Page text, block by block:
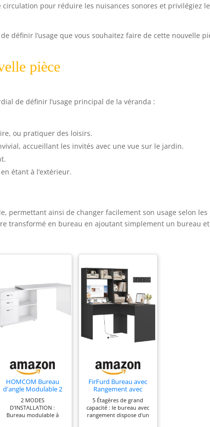
pour réduire les nuisances sonores et privilégiez
définir l’usage que vous souhaitez faire de cette nouvelle
pièce
de définir l’usage principal de la véranda :
ou pratiquer des loisirs.
accueillant les invités avec une vue sur le jardin.
étant à l’extérieur.
permettant ainsi de changer facilement son usage selon les
transformé en bureau en ajoutant simplement un bureau
HOMCOM Bureau
d'angle Modulable 2
2 MODES
D'INSTALLATION :
Bureau modulable à
FirFurd Bureau avec
Rangement avec
Prises/Type-C/USB
Bureau d'angle Noir
5 Étagères de grand
capacité : le bureau avec
rangement dispose d'un